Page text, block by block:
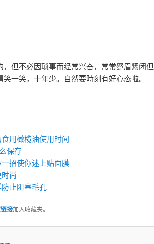
但不必因琐事而经常兴奋，常常蹙眉紧闭但
一笑，十年少。自然要時刻有好心态啦。
用橄榄油使用时间
保存
招使你迷上贴面膜
尚
止阻塞毛孔
接加入收藏夹。